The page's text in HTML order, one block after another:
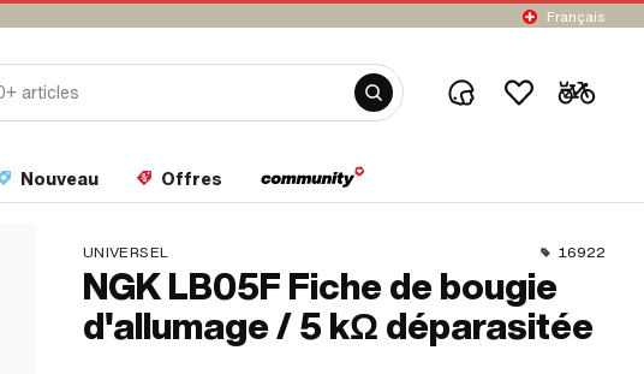
Français
Nouveau Offres
UNIVERSEL 16922
NGK LB05F Fiche de bougie
d'allumage / 5 kΩ déparasitée